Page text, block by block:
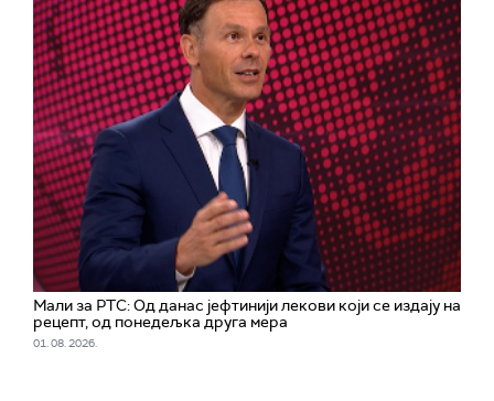
Мали за РТС: Од данас јефтинији лекови који се издају на
рецепт, од понедељка друга мера
01. 08. 2026.